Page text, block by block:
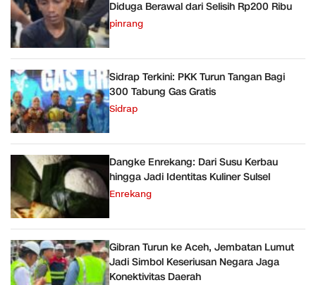
Diduga Berawal dari Selisih Rp200 Ribu
pinrang
Sidrap Terkini: PKK Turun Tangan Bagi
300 Tabung Gas Gratis
Sidrap
Dangke Enrekang: Dari Susu Kerbau
hingga Jadi Identitas Kuliner Sulsel
Enrekang
Gibran Turun ke Aceh, Jembatan Lumut
Jadi Simbol Keseriusan Negara Jaga
Konektivitas Daerah